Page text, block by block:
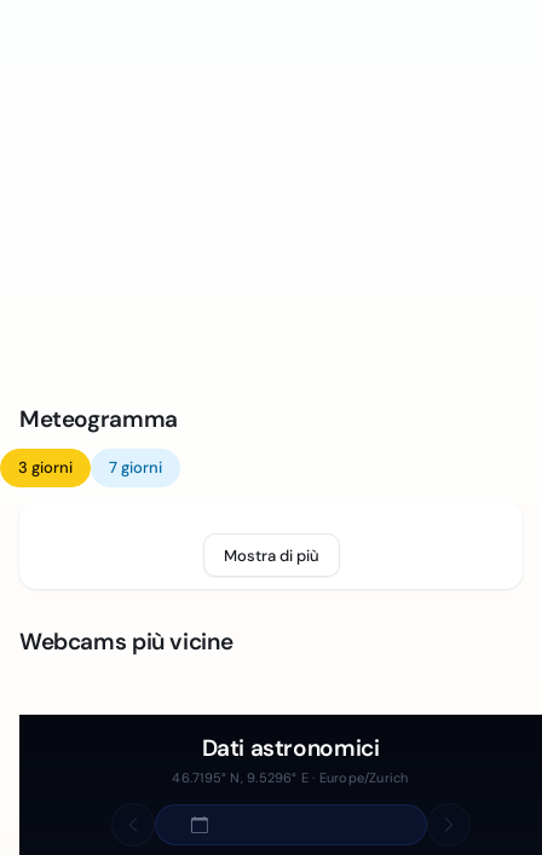
Meteogramma
3 giorni 7 giorni
Mostra di più
Webcams più vicine
Dati astronomici
46.7195° N, 9.5296° E · Europe/Zurich